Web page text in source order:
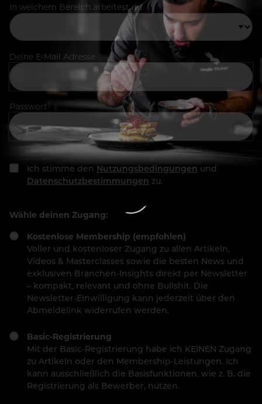
In welchem Bereich arbeitest du
Deine E-Mail Adresse
Passwort
Ich stimme den Nutzungsbedingungen und
Datenschutzbestimmungen zu.
Wähle deinen Zugang:
Kostenlose Membership (empfohlen)
Voller und kostenloser Zugang zu allen Artikeln,
Videos & Masterclasses sowie die besten News und
exklusiven Branchen-Insights direkt per Newsletter
– kompakt, relevant und ohne Bullshit. Die
Newsletter-Einwilligung kann jederzeit über den
Abmeldelink widerrufen werden.
Basic-Registrierung
Mit der Basic-Registrierung habe ich KEINEN Zugang
zu Artikeln oder den Membership-Leistungen. Ich
kann ausschließlich die Basisfunktionen, wie z. B. die
Registrierung als Bewerber, nutzen.